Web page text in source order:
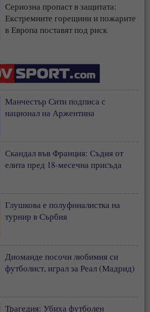
Сериозна пропаст в защитата:
Екстремните горещини и пожарите
в Европа поставят под риск
Манчестър Сити подписа с
национал на Аржентина
Скандал във Франция: Съдия от
елита пред 18-месечна присъда
Глушкова е полуфиналистка на
турнир в Сърбия
Диоманде посочи любимия си
футболист, играл за Реал (Мадрид)
Трагедия: Убиха футболен